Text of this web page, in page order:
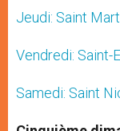
Jeudi: Saint
Vendredi: Saint-
Samedi: Saint